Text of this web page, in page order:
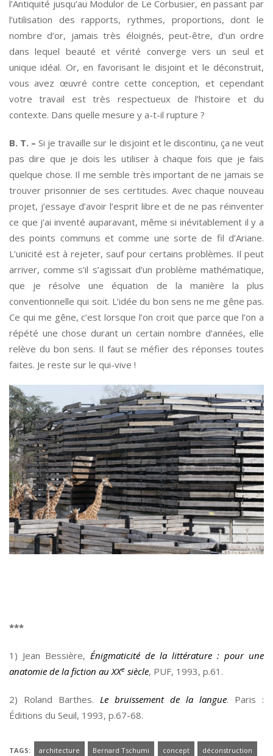
l’Antiquité jusqu’au Modulor de Le Corbusier, en passant par
l’utilisation des rapports, rythmes, proportions, dont le
nombre d’or, jamais très éloignés, peut-être, d’un ordre
dans lequel beauté et vérité converge vers un seul et
unique idéal. Or, en favorisant le disjoint et le déconstruit,
vous avez œuvré contre cette conception, et cependant
votre travail est très respectueux de l’histoire et du
contexte. Dans quelle mesure y a-t-il rupture ?
B. T. – Si je travaille sur le disjoint et le discontinu, ça ne veut
pas dire que je dois les utiliser à chaque fois que je fais
quelque chose. Il me semble très important de ne jamais se
trouver prisonnier de ses certitudes. Avec chaque nouveau
projet, j’essaye d’avoir l’esprit libre et de ne pas réinventer
ce que j’ai inventé auparavant, même si inévitablement il y a
des points communs et comme une sorte de fil d’Ariane.
L’unicité est à rejeter, sauf pour certains problèmes. Il peut
arriver, comme s’il s’agissait d’un problème mathématique,
que je résolve une équation de la manière la plus
conventionnelle qui soit. L’idée du bon sens ne me gêne pas.
Ce qui me gêne, c’est lorsque l’on croit que parce que l’on a
répété une chose durant un certain nombre d’années, elle
relève du bon sens. Il faut se méfier des réponses toutes
faites. Je reste sur le qui-vive !
***
1) Jean Bessière, Énigmaticité de la littérature : pour une
anatomie de la fiction au XXe siècle, PUF, 1993, p.61.
2) Roland Barthes. Le bruissement de la langue. Paris :
Éditions du Seuil, 1993, p.67-68.
TAGS: architecture Bernard Tschumi concept déconstruction